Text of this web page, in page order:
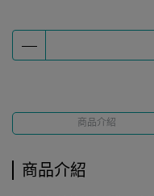
商品介紹
商品介紹